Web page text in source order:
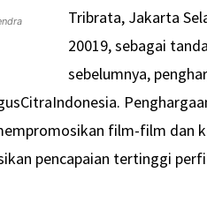
Tribrata, Jakarta
20019, sebagai
sebelumnya,
film-film dan
pencapaian tertinggi